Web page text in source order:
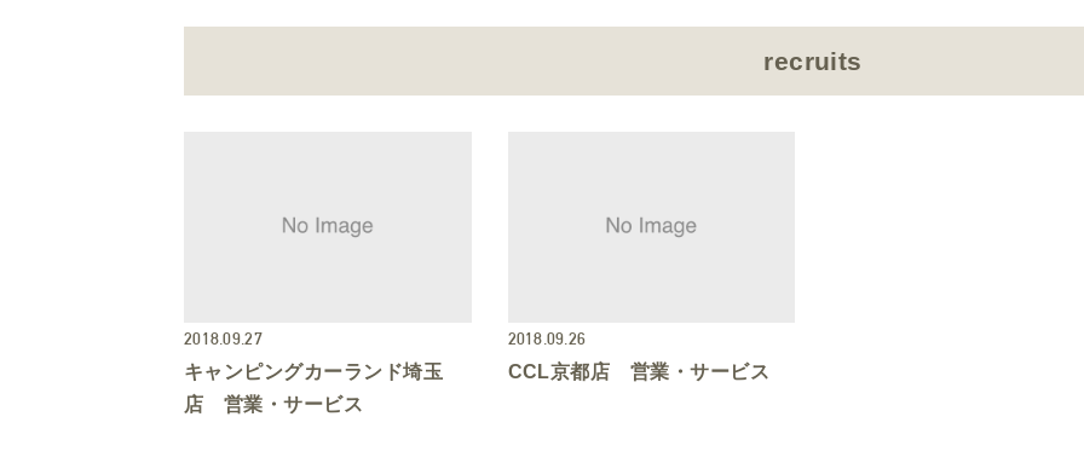
recruits
2018.09.27
キャンピングカーランド埼玉
店 営業・サービス
2018.09.26
CCL京都店 営業・サービス